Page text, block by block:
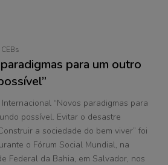
para um outro
“Novos paradigmas para
possível. Evitar o desastre
a sociedade do bem viver” foi
o Fórum Social Mundial, na
Federal da Bahia, em Salvador, nos